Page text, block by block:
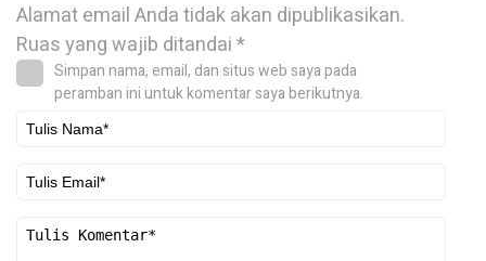
Alamat email Anda tidak akan dipublikasikan.
Ruas yang wajib ditandai*
Simpan nama, email, dan situs web saya pada
peramban ini untuk komentar saya berikutnya.